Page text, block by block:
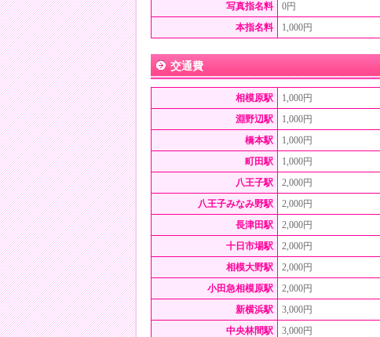
写真指名料
0円
本指名料
1,000円
交通費
相模原駅
1,000円
淵野辺駅
1,000円
橋本駅
1,000円
町田駅
1,000円
八王子駅
2,000円
八王子みなみ野駅
2,000円
長津田駅
2,000円
十日市場駅
2,000円
相模大野駅
2,000円
小田急相模原駅
2,000円
新横浜駅
3,000円
中央林間駅
3,000円